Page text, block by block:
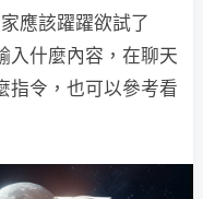
應該躍躍欲試了
入什麼內容，在聊天
指令，也可以參考看